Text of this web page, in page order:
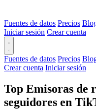
Fuentes de datos Precios
Iniciar sesión Crear cuenta
Fuentes de datos Precios
Crear cuenta Iniciar sesión
Top Emisoras de
seguidores en